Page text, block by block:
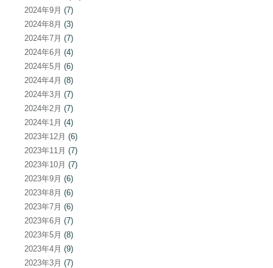
2024年9月 (7)
2024年8月 (3)
2024年7月 (7)
2024年6月 (4)
2024年5月 (6)
2024年4月 (8)
2024年3月 (7)
2024年2月 (7)
2024年1月 (4)
2023年12月 (6)
2023年11月 (7)
2023年10月 (7)
2023年9月 (6)
2023年8月 (6)
2023年7月 (6)
2023年6月 (7)
2023年5月 (8)
2023年4月 (9)
2023年3月 (7)